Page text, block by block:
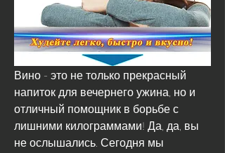
Вино - это не только прекрасный
напиток для вечернего ужина, но и
отличный помощник в борьбе с
лишними килограммами! Да, да, вы
не ослышались. Сегодня мы